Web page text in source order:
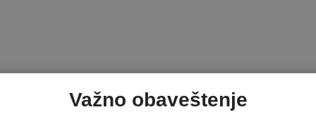
Važno obaveštenje